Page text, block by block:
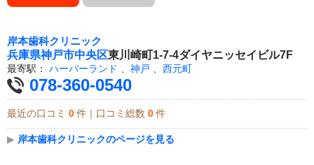
岸本歯科クリニック
兵庫県神戸市中央区東川崎町1-7-4ダイヤニッセイビル7F
最寄駅： ハーバーランド 神戸 西元町
078-360-0540
最近の口コミ 0 件｜口コミ総数 0 件
▶ 岸本歯科クリニックのページを見る